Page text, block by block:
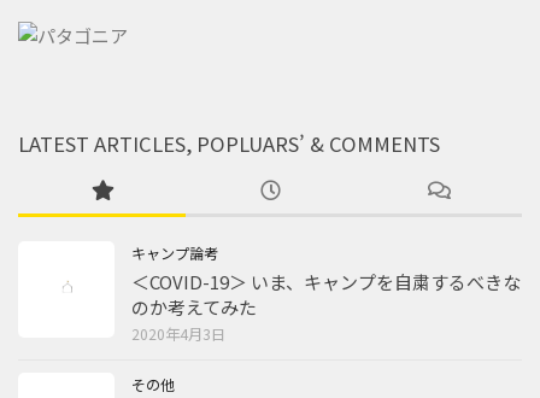
LATEST ARTICLES, POPLUARS’ & COMMENTS
キャンプ論考
＜COVID-19＞ いま、キャンプを自粛するべきな
のか考えてみた
2020年4月3日
その他